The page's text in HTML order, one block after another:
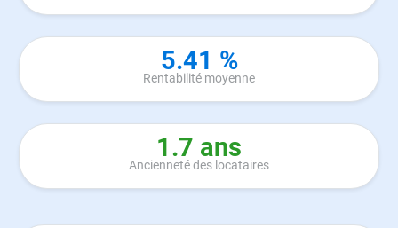
5.41 %
Rentabilité moyenne
1.7 ans
Ancienneté des locataires